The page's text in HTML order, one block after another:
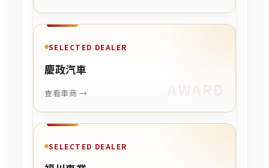
SELECTED DEALER
慶政汽車
查看車商 →
SELECTED DEALER